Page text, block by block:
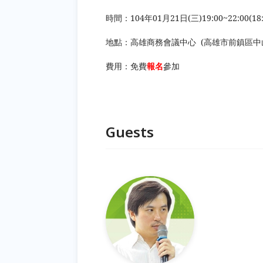
時間 ：104年01月21日(三
地點：高雄商務會議中心 (高雄市前鎮區
費用：免費報名參加
Guests